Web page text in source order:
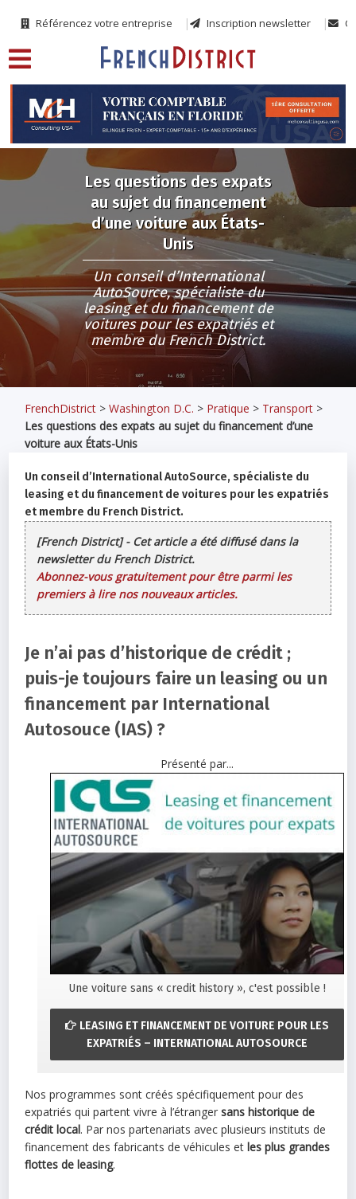
Référencez votre entreprise Inscription newsletter
Les questions des expats
au sujet du financement
d’une voiture aux États-
Unis
Un conseil d’International
AutoSource, spécialiste du
leasing et du financement de
voitures pour les expatriés et
membre du French District.
FrenchDistrict >Washington D.C. > Pratique > Transport >
Les questions des expats au sujet du financement d’une
voiture aux États-Unis
Un conseil d’International AutoSource, spécialiste du
leasing et du financement de voitures pour les expatriés
et membre du French District.
[French District] - Cet article a été diffusé dans la
newsletter du French District.
Abonnez-vous gratuitement pour être parmi les
premiers à lire nos nouveaux articles.
Je n’ai pas d’historique de crédit ;
puis-je toujours faire un leasing ou un
financement par International
Autosouce (IAS) ?
Présenté par...
Une voiture sans « credit history », c'est possible !
LEASING ET FINANCEMENT DE VOITURE POUR LES
EXPATRIÉS – INTERNATIONAL AUTOSOURCE
Nos programmes sont créés spécifiquement pour des
expatriés qui partent vivre à l’étrangersans historique de
crédit local. Par nos partenariats avec plusieurs instituts de
financement des fabricants de véhicules et les plus grandes
flottes de leasing.